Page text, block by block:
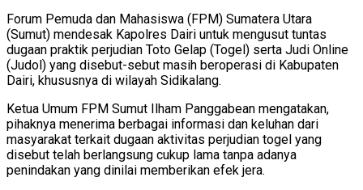
Forum Pemuda dan Mahasiswa (FPM) Sumatera Utara
(Sumut) mendesak Kapolres Dairi untuk mengusut tuntas
dugaan praktik perjudian Toto Gelap (Togel) serta Judi Online
(Judol) yang disebut-sebut masih beroperasi di Kabupaten
Dairi, khususnya di wilayah Sidikalang.
Ketua Umum FPM Sumut Ilham Panggabean mengatakan,
pihaknya menerima berbagai informasi dan keluhan dari
masyarakat terkait dugaan aktivitas perjudian togel yang
disebut telah berlangsung cukup lama tanpa adanya
penindakan yang dinilai memberikan efek jera.